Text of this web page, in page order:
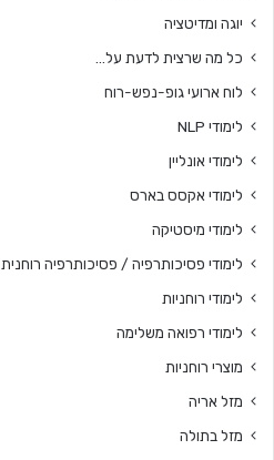
יוגה ומדיטציה
כל מה שרצית לדעת על…
לוח ארועי גופ-נפש-רוח
לימודי NLP
לימודי אונליין
לימודי אקסס בארס
לימודי מיסטיקה
לימודי פסיכותרפיה / פסיכותרפיה רוחנית
לימודי רוחניות
לימודי רפואה משלימה
מוצרי רוחניות
מזל אריה
מזל בתולה